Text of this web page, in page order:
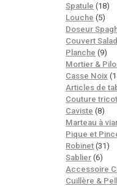
Spatule (18)
Louche (5)
Doseur
Couvert
Planche (9)
Mortier &
Casse Noix
Articles de
Couture
Caviste (8)
Marteau à
Pique et
Robinet (31)
Sablier (6)
Accessoire
Cuillère &